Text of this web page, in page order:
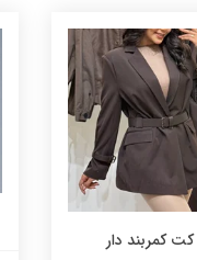
کت کمربند دار